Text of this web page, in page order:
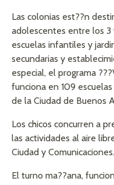
Las colonias est??n
adolescentes entre los 3
escuelas infantiles y
secundarias y
especial, el programa
funciona en 109
de la Ciudad de Buenos
Los chicos concurren a
las actividades al aire
Ciudad y Comunicaciones.
El turno ma??ana,